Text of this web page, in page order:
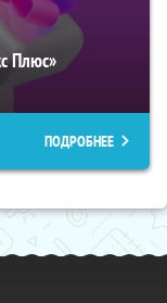
Плюс»
ПОДРОБНЕЕ